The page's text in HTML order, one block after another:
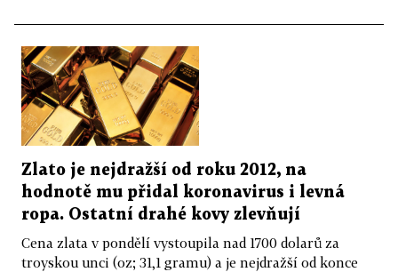
Zlato je nejdražší od roku 2012, na
hodnotě mu přidal koronavirus i levná
ropa. Ostatní drahé kovy zlevňují
Cena zlata v pondělí vystoupila nad 1700 dolarů za
troyskou unci (oz; 31,1 gramu) a je nejdražší od konce